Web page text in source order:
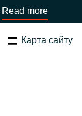
Read more
Карта сайту
Закрити